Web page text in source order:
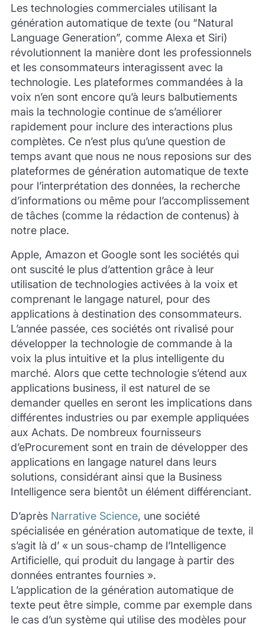
Les technologies commerciales utilisant la
génération automatique de texte (ou “Natural
Language Generation”, comme Alexa et Siri)
révolutionnent la manière dont les professionnels
et les consommateurs interagissent avec la
technologie. Les plateformes commandées à la
voix n’en sont encore qu’à leurs balbutiements
mais la technologie continue de s’améliorer
rapidement pour inclure des interactions plus
complètes. Ce n’est plus qu’une question de
temps avant que nous ne nous reposions sur des
plateformes de génération automatique de texte
pour l’interprétation des données, la recherche
d’informations ou même pour l’accomplissement
de tâches (comme la rédaction de contenus) à
notre place.
Apple, Amazon et Google sont les sociétés qui
ont suscité le plus d’attention grâce à leur
utilisation de technologies activées à la voix et
comprenant le langage naturel, pour des
applications à destination des consommateurs.
L’année passée, ces sociétés ont rivalisé pour
développer la technologie de commande à la
voix la plus intuitive et la plus intelligente du
marché. Alors que cette technologie s’étend aux
applications business, il est naturel de se
demander quelles en seront les implications dans
différentes industries ou par exemple appliquées
aux Achats. De nombreux fournisseurs
d’eProcurement sont en train de développer des
applications en langage naturel dans leurs
solutions, considérant ainsi que la Business
Intelligence sera bientôt un élément différenciant.
D’après Narrative Science, une société
spécialisée en génération automatique de texte, il
s’agit là d’ « un sous-champ de l’Intelligence
Artificielle, qui produit du langage à partir des
données entrantes fournies ».
L’application de la génération automatique de
texte peut être simple, comme par exemple dans
le cas d’un système qui utilise des modèles pour